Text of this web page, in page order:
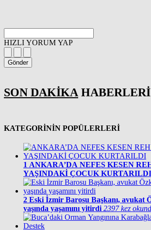
HIZLI YORUM YAP
Gönder
SON DAKİKA HABERLERİ
KATEGORİNİN POPÜLERLERİ
1 ANKARA’DA NEFES KESEN
YAŞINDAKİ ÇOCUK KURTARILDI
2 Eski İzmir Barosu Başkanı, avukat
yaşında yaşamını yitirdi 2397 kez